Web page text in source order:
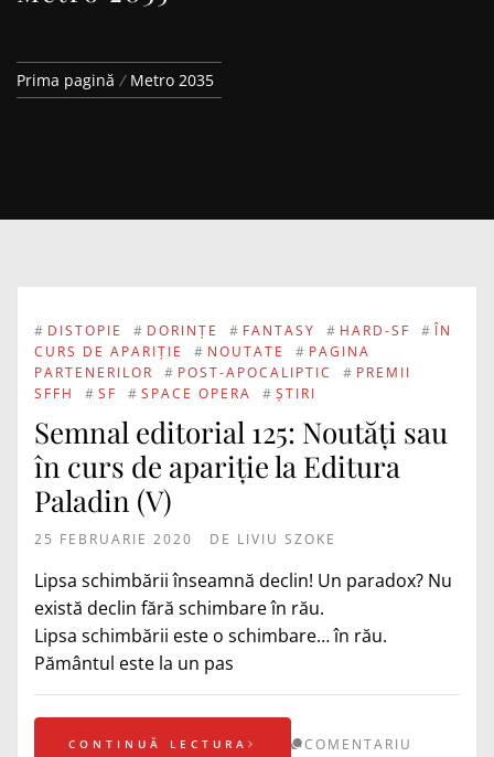
Prima pagină Metro 2035
# DISTOPIE # DORINȚE # FANTASY # HARD-SF # ÎN
CURS DE APARIȚIE
# NOUTATE # PAGINA
PARTENERILOR
# POST-APOCALIPTIC # PREMII
SFFH
# SF # SPACE OPERA # ȘTIRI
Semnal editorial 125: Noutăți sau
în curs de apariție la Editura
Paladin (V)
25 FEBRUARIE 2020 DE LIVIU SZOKE
Lipsa schimbării înseamnă declin! Un paradox? Nu
există declin fără schimbare în rău.
Lipsa schimbării este o schimbare… în rău.
Pământul este la un pas
CONTINUĂ LECTURA COMENTARIU